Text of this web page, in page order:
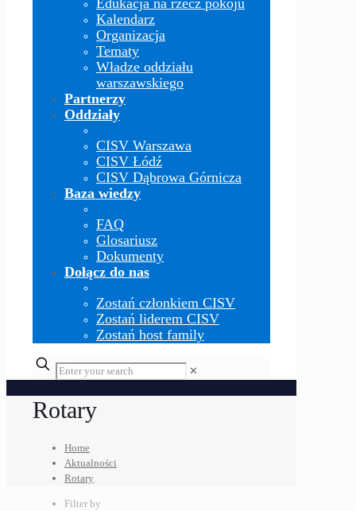
Edukacja na rzecz pokoju
Kalendarz
Organizacja
Tematy
Władze oddziału
warszawskiego
Partnerzy
Oddziały
CISV Warszawa
CISV Łódź
CISV Dąbrowa Górnicza
Baza wiedzy
FAQ
Glosariusz
Dokumenty
Dołącz do nas
Zostań członkiem CISV
Zostań liderem CISV
Zostań host family
✕
Rotary
Home
Aktualności
Rotary
Filter by